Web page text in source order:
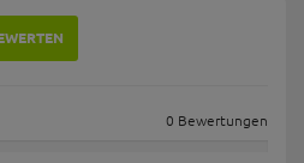
0 Bewertungen